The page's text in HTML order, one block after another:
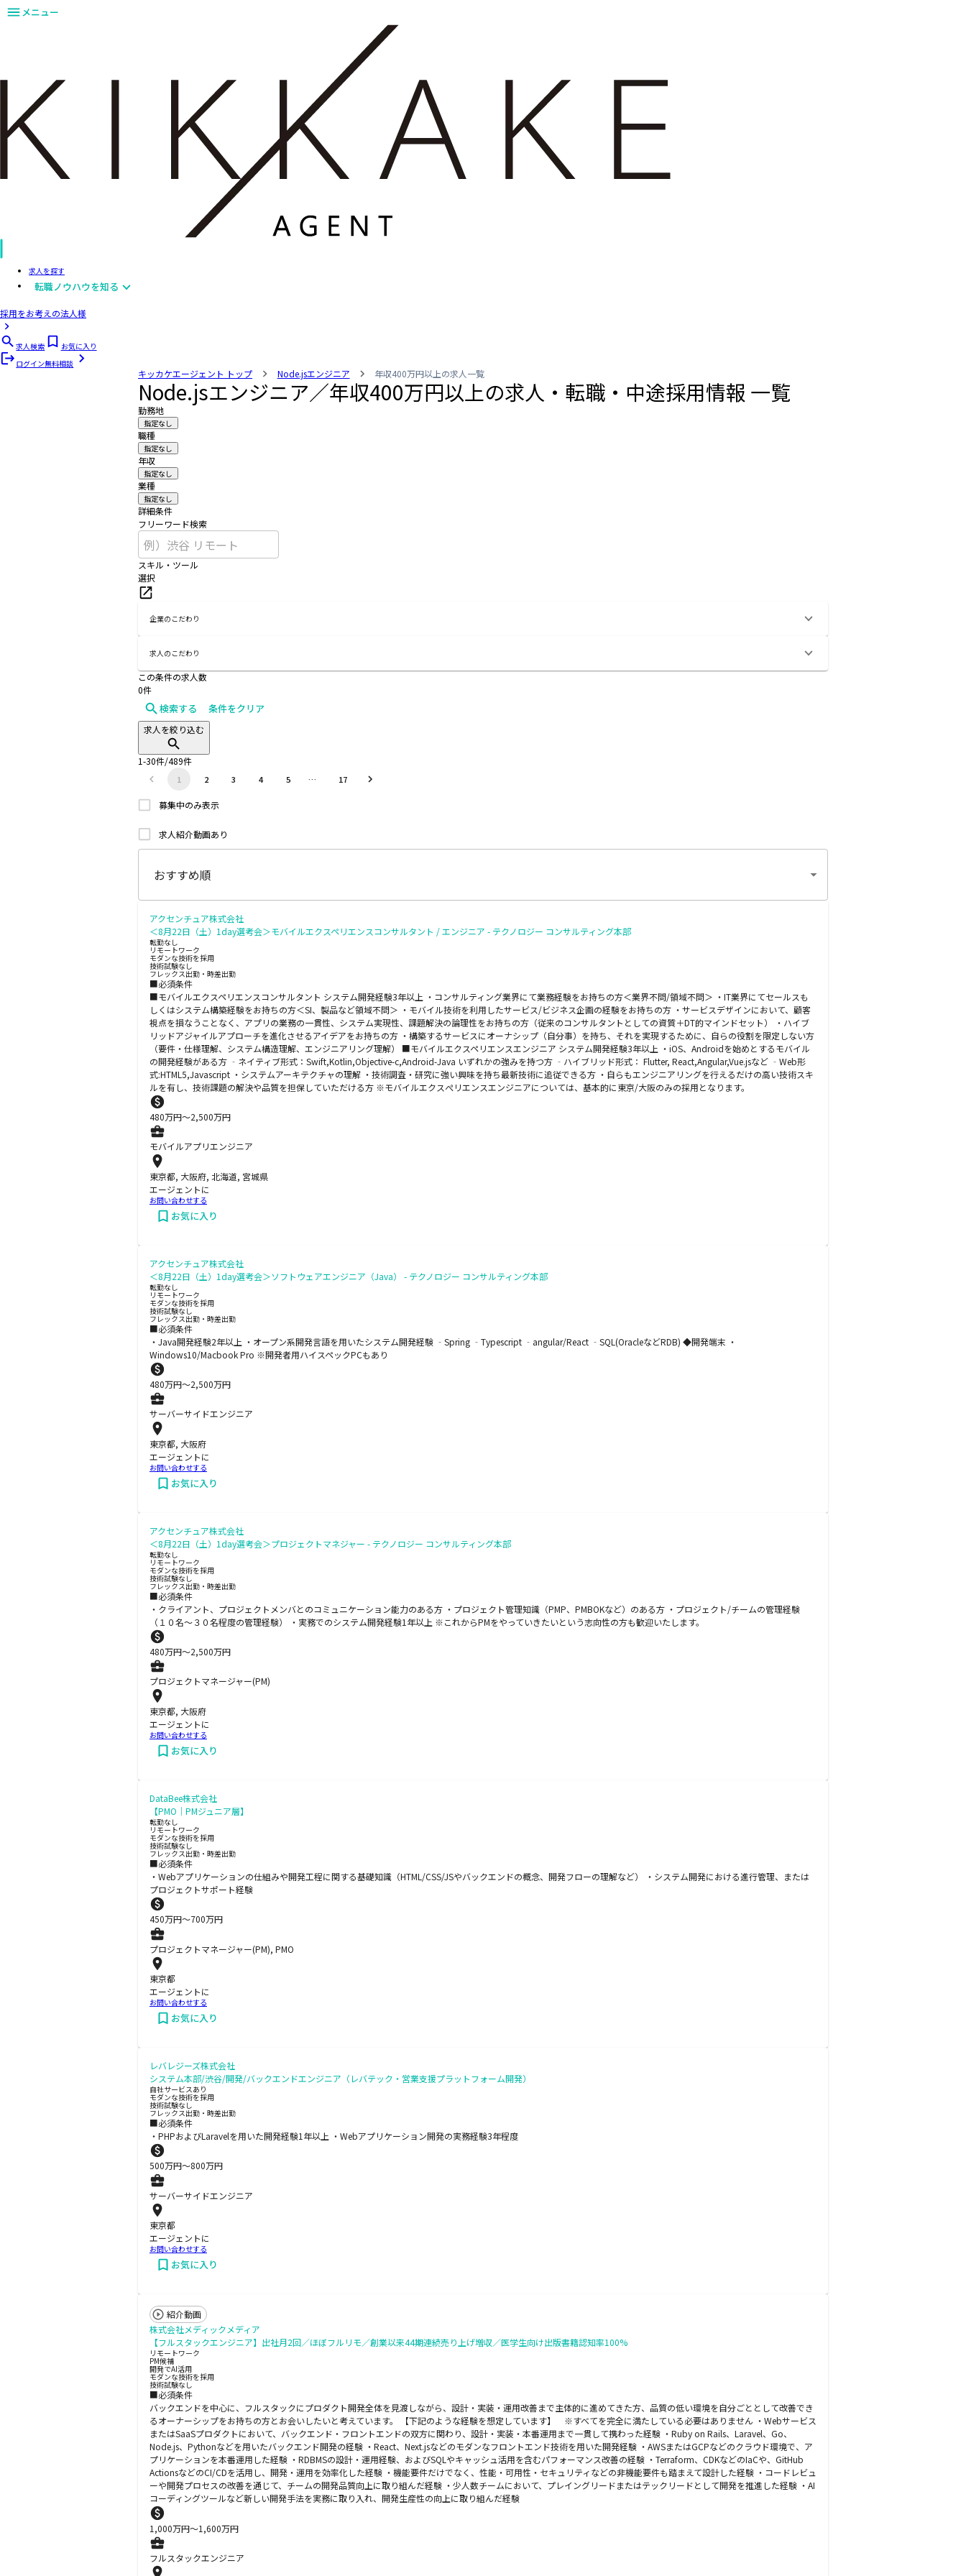
メニュー
求人を探す
転職ノウハウを知る
採用をお考えの法人様
求人検索
お気に入り
ログイン無料相談
キッカケエージェント トップ Node.jsエンジニア 年収400万円以上の求人一覧
Node.jsエンジニア／年収400万円以上の求人・転職・中途採用情報 一覧
勤務地
指定なし
職種
指定なし
年収
指定なし
業種
指定なし
詳細条件
フリーワード検索
スキル・ツール
選択
企業のこだわり
求人のこだわり
この条件の求人数
0件
検索する 条件をクリア
求人を絞り込む
1-30件/489件
1 2 3 4 5 … 17
募集中のみ表示
求人紹介動画あり
アクセンチュア株式会社
＜8月22日（土）1day選考会＞モバイルエクスペリエンスコンサルタント / エンジニア - テクノロジー コンサルティング本部
転勤なし
リモートワーク
モダンな技術を採用
技術試験なし
フレックス出勤・時差出勤
■必須条件
■モバイルエクスペリエンスコンサルタント システム開発経験3年以上 ・コンサルティング業界にて業務経験をお持ちの方＜業界不問/領域不問＞ ・IT業界にてセールスも
しくはシステム構築経験をお持ちの方＜SI、製品など領域不問＞ ・モバイル技術を利用したサービス/ビジネス企画の経験をお持ちの方 ・サービスデザインにおいて、顧客
視点を損なうことなく、アプリの業務の一貫性、システム実現性、課題解決の論理性をお持ちの方（従来のコンサルタントとしての資質＋DT的マインドセット） ・ハイブ
リッドアジャイルアプローチを進化させるアイデアをお持ちの方 ・構築するサービスにオーナシップ（自分事）を持ち、それを実現するために、自らの役割を限定しない方
（要件・仕様理解、システム構造理解、エンジニアリング理解） ■モバイルエクスペリエンスエンジニア システム開発経験3年以上 ・iOS、Androidを始めとするモバイル
の開発経験がある方 ‐ネイティブ形式：Swift,Kotlin,Objective-c,Android-Java いずれかの強みを持つ方 ‐ハイブリッド形式： Flutter, React,Angular,Vue.jsなど ‐Web形
式:HTML5,Javascript ・システムアーキテクチャの理解 ・技術調査・研究に強い興味を持ち最新技術に追従できる方 ・自らもエンジニアリングを行えるだけの高い技術スキ
ルを有し、技術課題の解決や品質を担保していただける方 ※モバイルエクスぺリエンスエンジニアについては、基本的に東京/大阪のみの採用となります。
480万円〜2,500万円
モバイルアプリエンジニア
東京都, 大阪府, 北海道, 宮城県
エージェントに
お問い合わせする
お気に入り
アクセンチュア株式会社
＜8月22日（土）1day選考会＞ソフトウェアエンジニア（Java） - テクノロジー コンサルティング本部
転勤なし
リモートワーク
モダンな技術を採用
技術試験なし
フレックス出勤・時差出勤
■必須条件
・Java開発経験2年以上 ・オープン系開発言語を用いたシステム開発経験 ‐Spring ‐Typescript ‐angular/React ‐SQL(OracleなどRDB) ◆開発端末 ・
Windows10/Macbook Pro ※開発者用ハイスペックPCもあり
480万円〜2,500万円
サーバーサイドエンジニア
東京都, 大阪府
エージェントに
お問い合わせする
お気に入り
アクセンチュア株式会社
＜8月22日（土）1day選考会＞プロジェクトマネジャー - テクノロジー コンサルティング本部
転勤なし
リモートワーク
モダンな技術を採用
技術試験なし
フレックス出勤・時差出勤
■必須条件
・クライアント、プロジェクトメンバとのコミュニケーション能力のある方 ・プロジェクト管理知識（PMP、PMBOKなど）のある方 ・プロジェクト/チームの管理経験
（１０名～３０名程度の管理経験） ・実務でのシステム開発経験1年以上 ※これからPMをやっていきたいという志向性の方も歓迎いたします。
480万円〜2,500万円
プロジェクトマネージャー(PM)
東京都, 大阪府
エージェントに
お問い合わせする
お気に入り
DataBee株式会社
【PMO｜PMジュニア層】
転勤なし
リモートワーク
モダンな技術を採用
技術試験なし
フレックス出勤・時差出勤
■必須条件
・Webアプリケーションの仕組みや開発工程に関する基礎知識（HTML/CSS/JSやバックエンドの概念、開発フローの理解など） ・システム開発における進行管理、または
プロジェクトサポート経験
450万円〜700万円
プロジェクトマネージャー(PM), PMO
東京都
エージェントに
お問い合わせする
お気に入り
レバレジーズ株式会社
システム本部/渋谷/開発/バックエンドエンジニア（レバテック・営業支援プラットフォーム開発）
自社サービスあり
モダンな技術を採用
技術試験なし
フレックス出勤・時差出勤
■必須条件
・PHPおよびLaravelを用いた開発経験1年以上 ・Webアプリケーション開発の実務経験3年程度
500万円〜800万円
サーバーサイドエンジニア
東京都
エージェントに
お問い合わせする
お気に入り
紹介動画
株式会社メディックメディア
【フルスタックエンジニア】出社月2回／ほぼフルリモ／創業以来44期連続売り上げ増収／医学生向け出版書籍認知率100%
リモートワーク
PM候補
開発でAI活用
モダンな技術を採用
技術試験なし
■必須条件
バックエンドを中心に、フルスタックにプロダクト開発全体を見渡しながら、設計・実装・運用改善まで主体的に進めてきた方、品質の低い環境を自分ごととして改善でき
るオーナーシップをお持ちの方とお会いしたいと考えています。 【下記のような経験を想定しています】 ※すべてを完全に満たしている必要はありません ・Webサービス
またはSaaSプロダクトにおいて、バックエンド・フロントエンドの双方に関わり、設計・実装・本番運用まで一貫して携わった経験 ・Ruby on Rails、Laravel、Go、
Node.js、Pythonなどを用いたバックエンド開発の経験 ・React、Next.jsなどのモダンなフロントエンド技術を用いた開発経験 ・AWSまたはGCPなどのクラウド環境で、ア
プリケーションを本番運用した経験 ・RDBMSの設計・運用経験、およびSQLやキャッシュ活用を含むパフォーマンス改善の経験 ・Terraform、CDKなどのIaCや、GitHub
ActionsなどのCI/CDを活用し、開発・運用を効率化した経験 ・機能要件だけでなく、性能・可用性・セキュリティなどの非機能要件も踏まえて設計した経験 ・コードレビュ
ーや開発プロセスの改善を通じて、チームの開発品質向上に取り組んだ経験 ・少人数チームにおいて、プレイングリードまたはテックリードとして開発を推進した経験 ・AI
コーディングツールなど新しい開発手法を実務に取り入れ、開発生産性の向上に取り組んだ経験
1,000万円〜1,600万円
フルスタックエンジニア